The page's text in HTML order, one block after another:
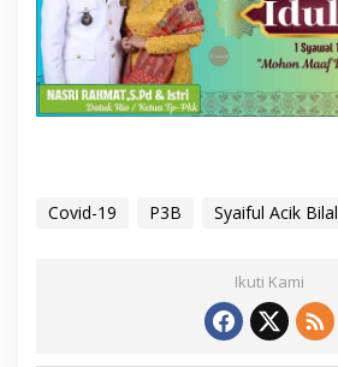
Covid-19 P3B Syaiful Acik Bilal
Ikuti Kami